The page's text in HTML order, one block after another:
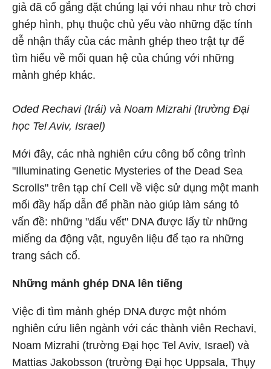
giả đã cố gắng đặt chúng lại với nhau như trò chơi
ghép hình, phụ thuộc chủ yếu vào những đặc tính
dễ nhận thấy của các mảnh ghép theo trật tự để
tìm hiểu về mối quan hệ của chúng với những
mảnh ghép khác.
Oded Rechavi (trái) và Noam Mizrahi (trường Đại
học Tel Aviv, Israel)
Mới đây, các nhà nghiên cứu công bố công trình
"Illuminating Genetic Mysteries of the Dead Sea
Scrolls" trên tạp chí Cell về việc sử dụng một manh
mối đầy hấp dẫn để phần nào giúp làm sáng tỏ
vấn đề: những "dấu vết" DNA được lấy từ những
miếng da động vật, nguyên liệu để tạo ra những
trang sách cổ.
Những mảnh ghép DNA lên tiếng
Việc đi tìm mảnh ghép DNA được một nhóm
nghiên cứu liên ngành với các thành viên Rechavi,
Noam Mizrahi (trường Đại học Tel Aviv, Israel) và
Mattias Jakobsson (trường Đại học Uppsala, Thụy